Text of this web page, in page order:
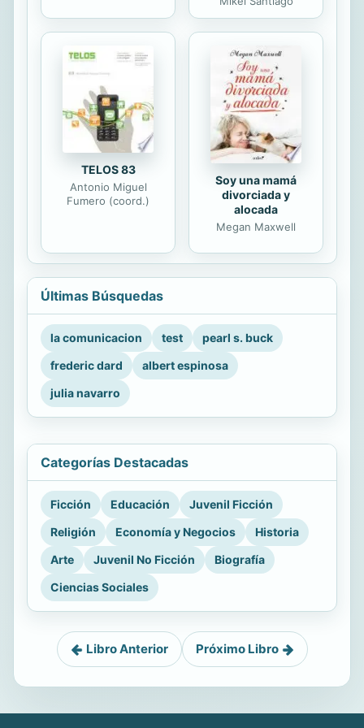
TELOS 83
Antonio Miguel
Fumero (coord.)
Soy una mamá
divorciada y
alocada
Megan Maxwell
Últimas Búsquedas
la comunicacion test
pearl s. buck
frederic dard
albert espinosa
julia navarro
Categorías Destacadas
Ficción Educación
Juvenil Ficción
Religión
Economía y Negocios
Historia
Arte
Juvenil No Ficción
Biografía
Ciencias Sociales
Libro Anterior Próximo Libro